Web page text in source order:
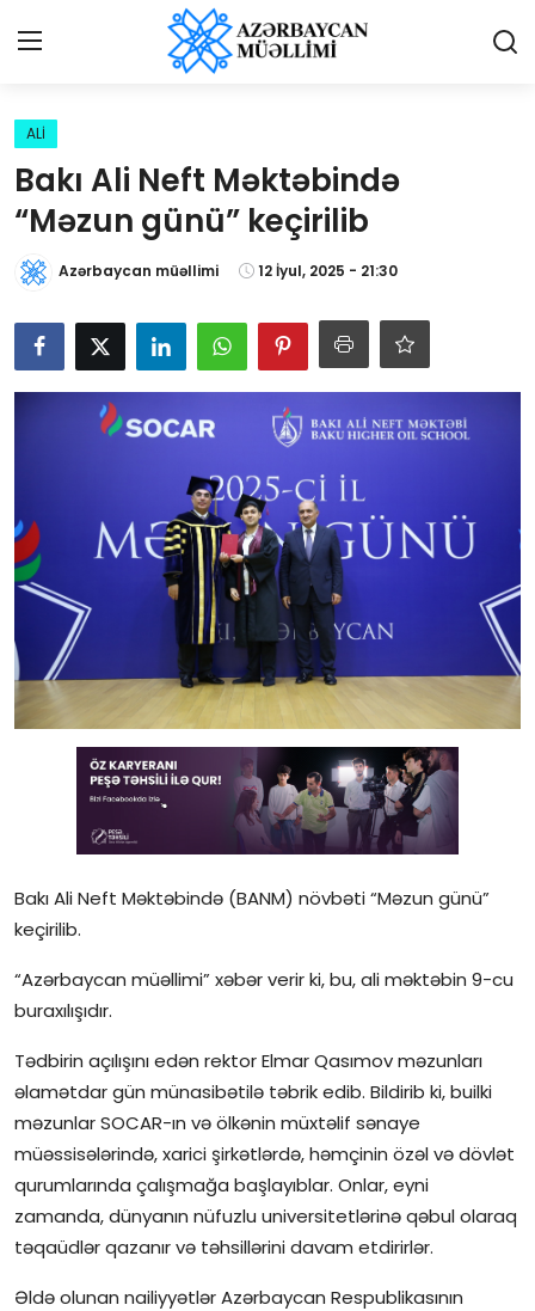
Qəzetə elan ver
Reklam və elan
Biz kimik?
Gündəlik
Rəsmi
Təhsil
Elm və innovasiya
Pedaqogika
Regionlar
Qəzetin PDF arxivi
İctimai şura
Dünya
ALİ
Bakı Ali Neft Məktəbində
“Məzun günü” keçirilib
Azərbaycan müəllimi 12 İyul, 2025 - 21:30
Bakı Ali Neft Məktəbində (BANM) növbəti “Məzun günü”
keçirilib.
“Azərbaycan müəllimi” xəbər verir ki, bu, ali məktəbin 9-cu
buraxılışıdır.
Tədbirin açılışını edən rektor Elmar Qasımov məzunları
əlamətdar gün münasibətilə təbrik edib. Bildirib ki, builki
məzunlar SOCAR-ın və ölkənin müxtəlif sənaye
müəssisələrində, xarici şirkətlərdə, həmçinin özəl və dövlət
qurumlarında çalışmağa başlayıblar. Onlar, eyni
zamanda, dünyanın nüfuzlu universitetlərinə qəbul olaraq
təqaüdlər qazanır və təhsillərini davam etdirirlər.
Əldə olunan nailiyyətlər Azərbaycan Respublikasının